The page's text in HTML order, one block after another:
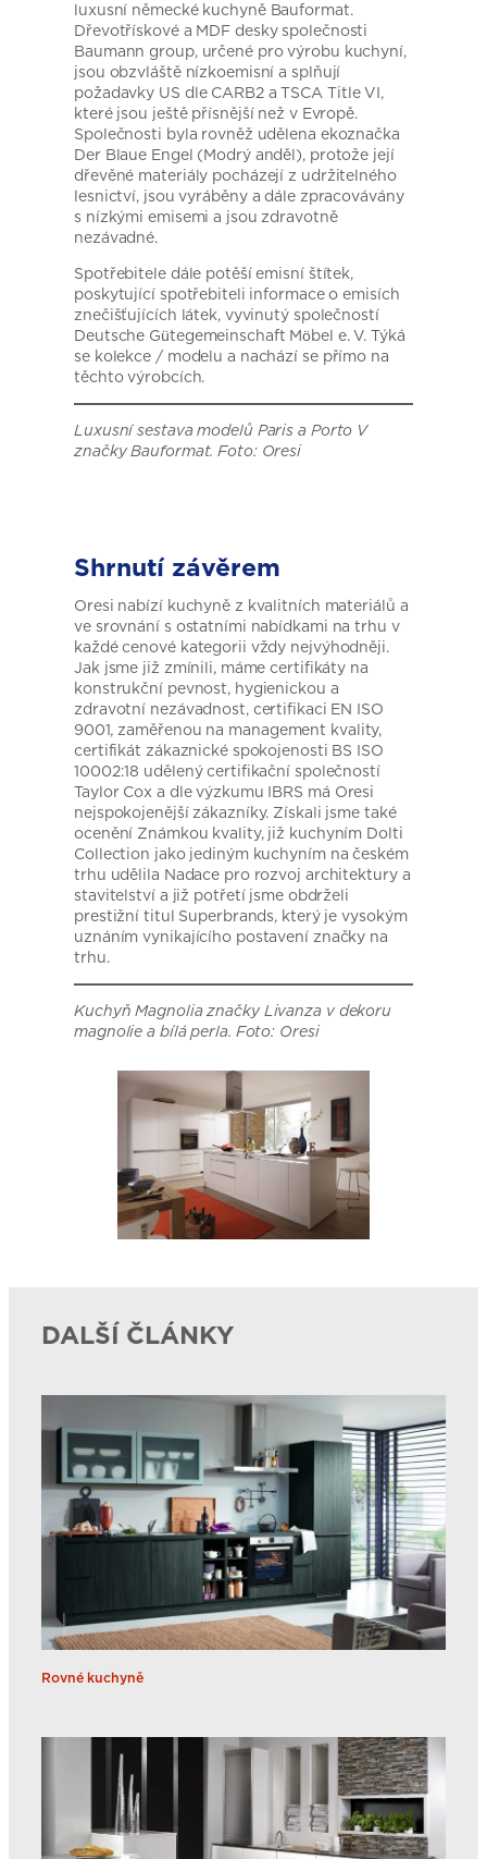
luxusní německé kuchyně Bauformat.
Dřevotřískové a MDF desky společnosti
Baumann group, určené pro výrobu kuchyní,
jsou obzvláště nízkoemisní a splňují
požadavky US dle CARB2 a TSCA Title VI,
které jsou ještě přísnější než v Evropě.
Společnosti byla rovněž udělena ekoznačka
Der Blaue Engel (Modrý anděl), protože její
dřevěné materiály pocházejí z udržitelného
lesnictví, jsou vyráběny a dále zpracovávány
s nízkými emisemi a jsou zdravotně
nezávadné.
Spotřebitele dále potěší emisní štítek,
poskytující spotřebiteli informace o emisích
znečišťujících látek, vyvinutý společností
Deutsche Gütegemeinschaft Möbel e. V. Týká
se kolekce / modelu a nachází se přímo na
těchto výrobcích.
Luxusní sestava modelů Paris a Porto V
značky Bauformat. Foto: Oresi
Shrnutí závěrem
Oresi nabízí kuchyně z kvalitních materiálů a
ve srovnání s ostatními nabídkami na trhu v
každé cenové kategorii vždy nejvýhodněji.
Jak jsme již zmínili, máme certifikáty na
konstrukční pevnost, hygienickou a
zdravotní nezávadnost, certifikaci EN ISO
9001,zaměřenou na management kvality,
certifikát zákaznické spokojenosti BS ISO
10002:18 udělený certifikační společností
Taylor Cox a dle výzkumu IBRS má Oresi
nejspokojenější zákazníky. Získali jsme také
ocenění Známkou kvality, již kuchyním Dolti
Collection jako jediným kuchyním na českém
trhu udělila Nadace pro rozvoj architektury a
stavitelství a již potřetí jsme obdrželi
prestižní titul Superbrands, který je vysokým
uznáním vynikajícího postavení značky na
trhu.
Kuchyň Magnolia značky Livanza v dekoru
magnolie a bílá perla. Foto: Oresi
DALŠÍ ČLÁNKY
Rovné kuchyně